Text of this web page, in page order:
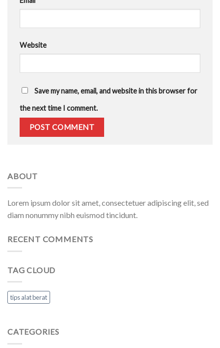
Website
Save my name, email, and website in this browser for
the next time I comment.
ABOUT
Lorem ipsum dolor sit amet, consectetuer adipiscing elit, sed
diam nonummy nibh euismod tincidunt.
RECENT COMMENTS
TAG CLOUD
tips alat berat
CATEGORIES